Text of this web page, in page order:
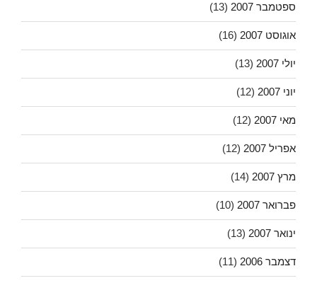
ספטמבר 2007 (13)
אוגוסט 2007 (16)
יולי 2007 (13)
יוני 2007 (12)
מאי 2007 (12)
אפריל 2007 (12)
מרץ 2007 (14)
פברואר 2007 (10)
ינואר 2007 (13)
דצמבר 2006 (11)